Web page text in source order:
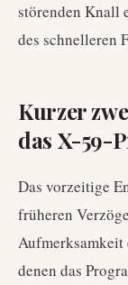
störenden Knall
des schnelleren
Kurzer
das X-59-
Das vorzeitige
früheren
Aufmerksamkeit
denen das